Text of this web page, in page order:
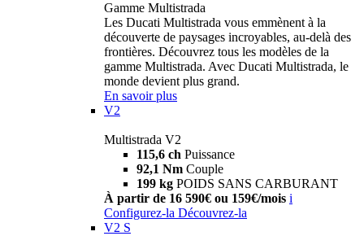
Gamme Multistrada
Les Ducati Multistrada vous emmènent à la
découverte de paysages incroyables, au-delà des
frontières. Découvrez tous les modèles de la
gamme Multistrada. Avec Ducati Multistrada, le
monde devient plus grand.
En savoir plus
V2
Multistrada V2
115,6 ch Puissance
92,1 Nm Couple
199 kg POIDS SANS CARBURANT
À partir de 16 590€ ou 159€/mois i
Configurez-la Découvrez-la
V2 S